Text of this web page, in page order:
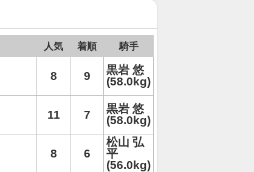
人気 着順 騎手
8 9
黒岩 悠
(58.0kg)
11 7
黒岩 悠
(58.0kg)
8 6
松山 弘
平
(56.0kg)